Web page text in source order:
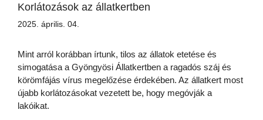
Korlátozások az állatkertben
2025. április. 04.
Mint arról korábban írtunk, tilos az állatok etetése és
simogatása a Gyöngyösi Állatkertben a ragadós száj és
körömfájás vírus megelőzése érdekében. Az állatkert most
újabb korlátozásokat vezetett be, hogy megóvják a
lakóikat.